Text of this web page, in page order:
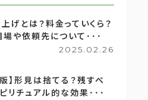
げとは？料金っていくら？
場や依頼先について･･･
2025.02.26
】形見は捨てる？残すべ
リチュアル的な効果･･･